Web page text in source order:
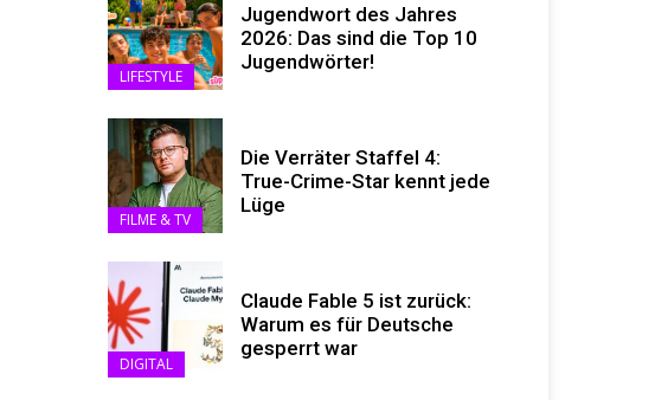
LIFESTYLE
Jugendwort des Jahres
2026: Das sind die Top 10
Jugendwörter!
FILME & TV
Die Verräter Staffel 4:
True-Crime-Star kennt jede
Lüge
DIGITAL
Claude Fable 5 ist zurück:
Warum es für Deutsche
gesperrt war